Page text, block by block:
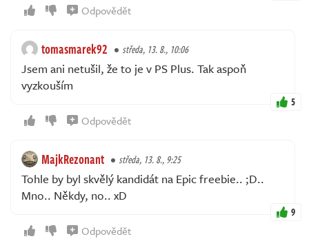
Odpovědět
tomasmarek92 středa, 13. 8., 10:06
Jsem ani netušil, že to je v PS Plus. Tak aspoň
vyzkouším
5
Odpovědět
MajkRezonant středa, 13. 8., 9:25
Tohle by byl skvělý kandidát na Epic freebie.. ;D..
Mno.. Někdy, no.. xD
9
Odpovědět